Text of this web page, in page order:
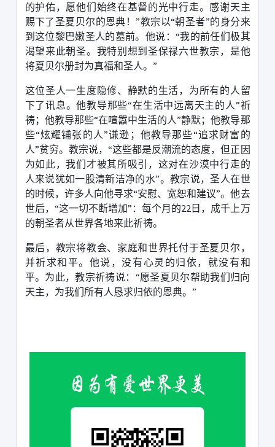
的护佑，愿他们始终在基督的光中行走。感谢天主
赐下了圣夏贝尔的恩典！”教宗以“朝圣者”的身分来
到这位黎巴嫩圣人的墓前。他说： “我的前任们极其
渴望来此朝圣。我特别想到圣保禄六世教宗，是他
将夏贝尔册封为真福和圣人。 ”
这位圣人一生度隐修、静默的生活，为所有的人留
下了讯息。他教导那些“在生活中远离天主的人”祈
祷；他教导那些“在喧嚣中生活的人”静默；他教导那
些“炫耀铺张的人”谦逊；他教导那些“追求财富的
人”贫穷。教宗说， “这些都是反潮流的态度，但正因
为如此，我们才被其所吸引，这对在沙漠中行走的
人来说犹如一股清新洁净的水”。 教宗说，圣人在世
的时候，许多人向他寻求“安慰、宽恕和建议”。他去
世后， “这一切不断增加” ：每个月的22 日，成千上万
的朝圣者从世界各地来此祈祷。
最后，教宗将教会、家庭和世界托付于圣夏贝尔，
并祈求和平。他说，没有心灵的归依，就没有和
平。为此，教宗祈祷说： “愿圣夏贝尔帮助我们归向
天主，为我们所有人恳求归依的恩典。 ”